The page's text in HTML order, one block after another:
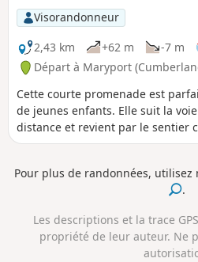
Visorandonneur
2,43 km
+62 m -7 m
Départ à Maryport
Cette courte promenade est
de jeunes enfants. Elle suit la
distance et revient par le sentier
accessible aux chiens et offre de
Pour plus de randonnées, utilisez
.
Les descriptions et la trace
propriété de leur auteur. Ne